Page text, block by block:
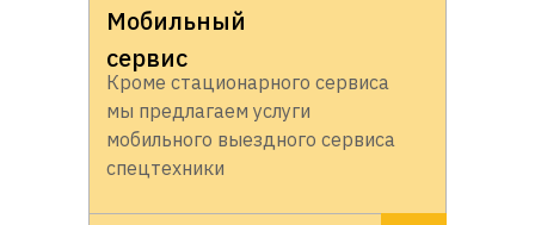
Мобильный
сервис
Кроме стационарного сервиса
мы предлагаем услуги
мобильного выездного сервиса
спецтехники